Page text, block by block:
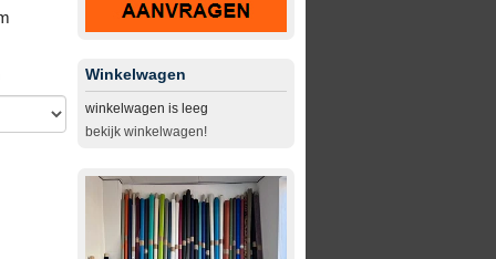
Winkelwagen
winkelwagen is leeg
bekijk winkelwagen!